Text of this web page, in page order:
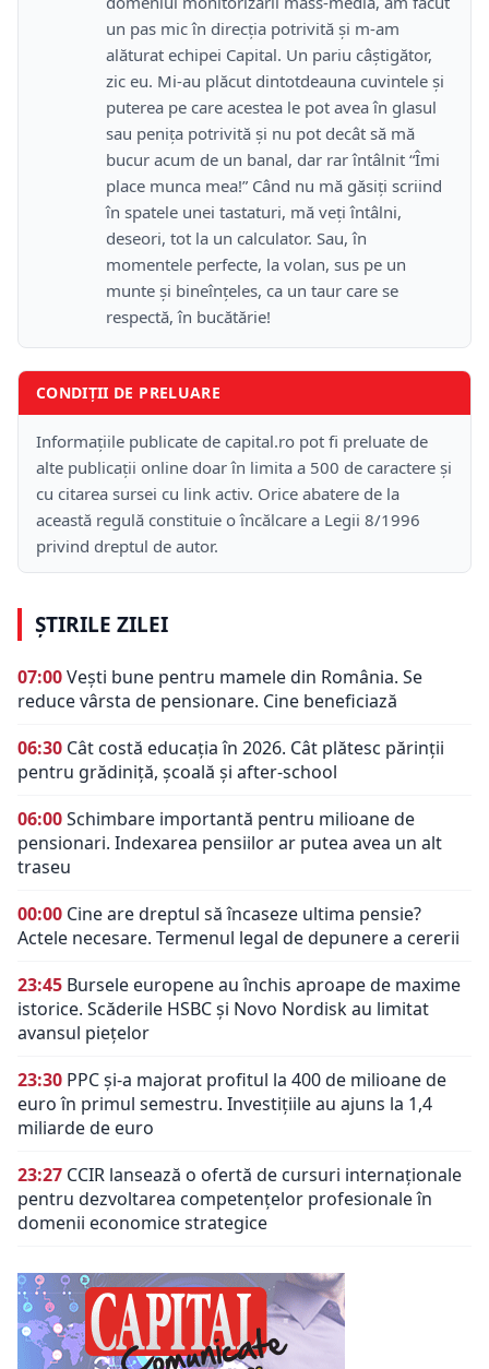
un pas mic în direcţia potrivită şi m-am
alăturat echipei Capital. Un pariu câştigător,
zic eu. Mi-au plăcut dintotdeauna cuvintele şi
puterea pe care acestea le pot avea în glasul
sau peniţa potrivită şi nu pot decât să mă
bucur acum de un banal, dar rar întâlnit “Îmi
place munca mea!” Când nu mă găsiţi scriind
în spatele unei tastaturi, mă veţi întâlni,
deseori, tot la un calculator. Sau, în
momentele perfecte, la volan, sus pe un
munte şi bineînţeles, ca un taur care se
respectă, în bucătărie!
CONDIȚII DE PRELUARE
Informațiile publicate de capital.ro pot fi preluate de
alte publicații online doar în limita a 500 de caractere și
cu citarea sursei cu link activ. Orice abatere de la
această regulă constituie o încălcare a Legii 8/1996
privind dreptul de autor.
ȘTIRILE ZILEI
07:00Vești bune pentru mamele din România. Se
reduce vârsta de pensionare. Cine beneficiază
06:30 Cât costă educația în 2026. Cât plătesc părinții
pentru grădiniță, școală și after-school
06:00Schimbare importantă pentru milioane de
pensionari. Indexarea pensiilor ar putea avea un alt
traseu
00:00 Cine are dreptul să încaseze ultima pensie?
Actele necesare. Termenul legal de depunere a cererii
23:45 Bursele europene au închis aproape de maxime
istorice. Scăderile HSBC și Novo Nordisk au limitat
avansul piețelor
23:30 PPC și-a majorat profitul la 400 de milioane de
euro în primul semestru. Investițiile au ajuns la 1,4
miliarde de euro
23:27 CCIR lansează o ofertă de cursuri internaționale
pentru dezvoltarea competențelor profesionale în
domenii economice strategice